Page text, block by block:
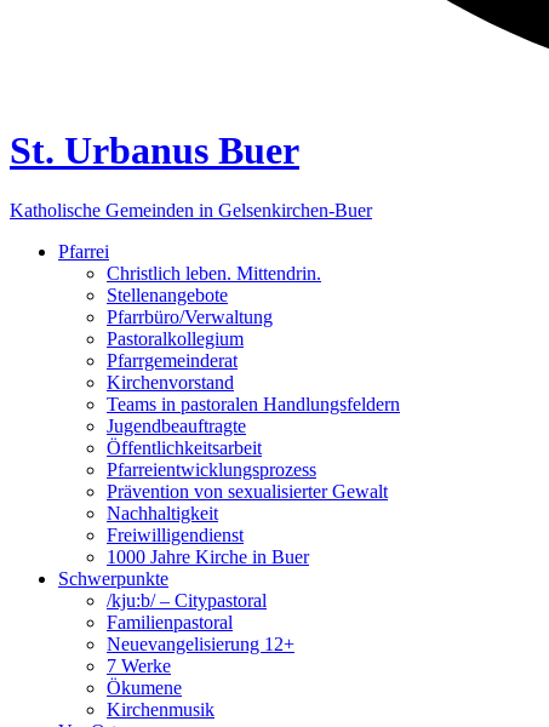
St. Urbanus Buer
Katholische Gemeinden in Gelsenkirchen-Buer
Pfarrei
Christlich leben. Mittendrin.
Stellenangebote
Pfarrbüro/Verwaltung
Pastoralkollegium
Pfarrgemeinderat
Kirchenvorstand
Teams in pastoralen Handlungsfeldern
Jugendbeauftragte
Öffentlichkeitsarbeit
Pfarreientwicklungsprozess
Prävention von sexualisierter Gewalt
Nachhaltigkeit
Freiwilligendienst
1000 Jahre Kirche in Buer
Schwerpunkte
/kju:b/ – Citypastoral
Familienpastoral
Neuevangelisierung 12+
7 Werke
Ökumene
Kirchenmusik